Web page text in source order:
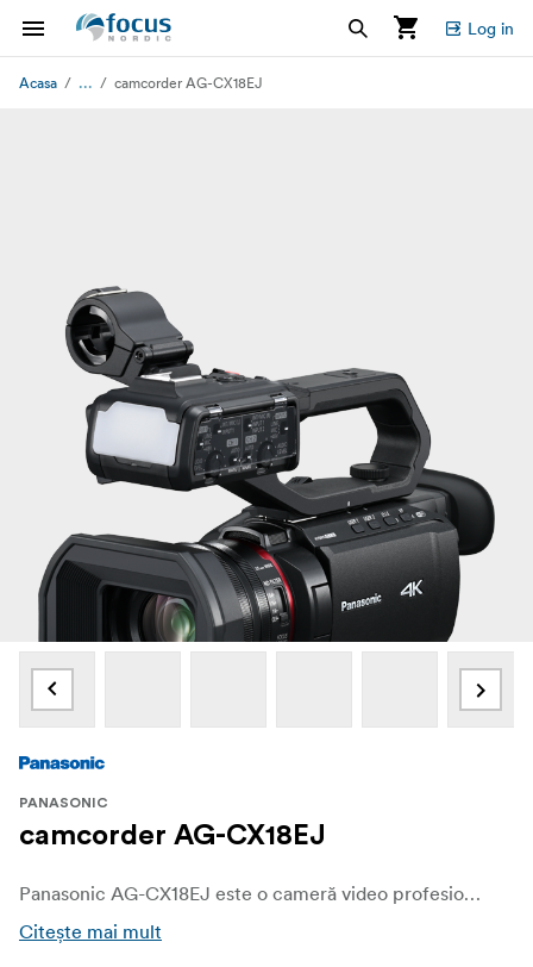
Log in
Acasa ... camcorder AG-CX18EJ
PANASONIC
camcorder AG-CX18EJ
Panasonic AG-CX18EJ este o cameră video profesională 4K 60p pe 10 biți proiectată pentru știri, evenimente și streaming live. Cu suport RTMP încorporat pentru streaming direct, ieșiri 3G-SDI și HDMI pentru conectivitate perfectă și două intrări XLR pentru audio de nivel profesional, aceasta oferă performanțe de înaltă calitate într-un design compact. Un mâner detașabil cu o lumină LED încorporată asigură versatilitatea pentru orice mediu de filmare, ceea ce îl face alegerea perfectă pentru jurnaliști, videografi și creatori de conținut live.
Citește mai mult